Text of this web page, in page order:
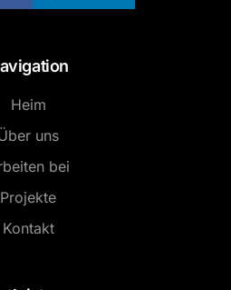
Heim
uns
bei
Projekte
Kontakt